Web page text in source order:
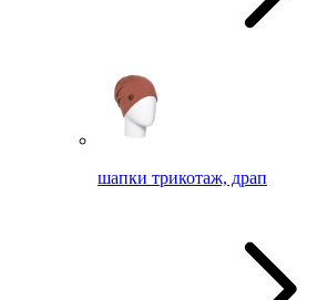
шапки трикотаж, драп